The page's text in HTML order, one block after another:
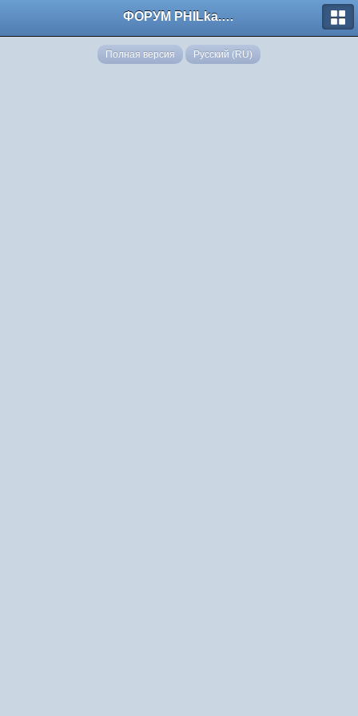
ФОРУМ PHILka.RU
Полная версия Русский (RU)